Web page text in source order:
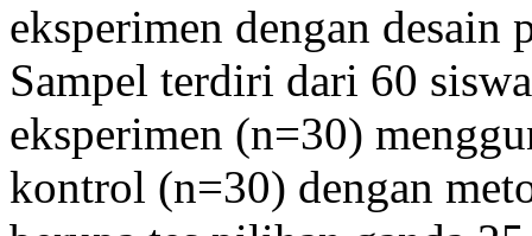
eksperimen dengan desain
Sampel terdiri dari 60
eksperimen (n=30)
kontrol (n=30) dengan